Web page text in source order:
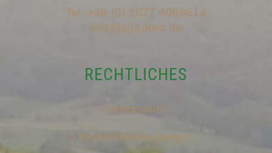
Tel: +49 (0) 1577 4086614
info@agadoro.de
RECHTLICHES
Impressum
Versandbedingungen